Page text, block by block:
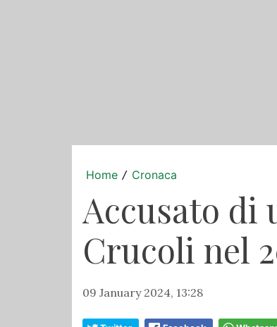
Home / Cronaca
Accusato di
Crucoli nel
09 January 2024, 13:28